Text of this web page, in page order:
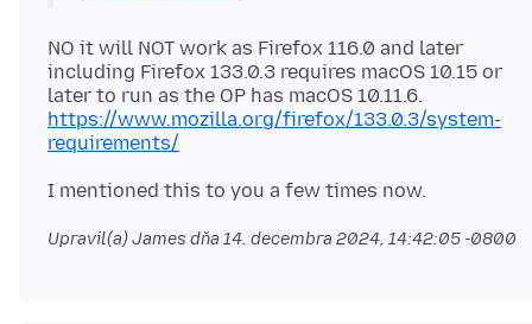
NO it will NOT work as Firefox 116.0 and later
including Firefox 133.0.3 requires macOS 10.15 or
later to run as the OP has macOS 10.11.6.
https://www.mozilla.org/firefox/133.0.3/system-
requirements/
Upravil(a) James dňa 14. decembra 2024, 14:42:05 -0800